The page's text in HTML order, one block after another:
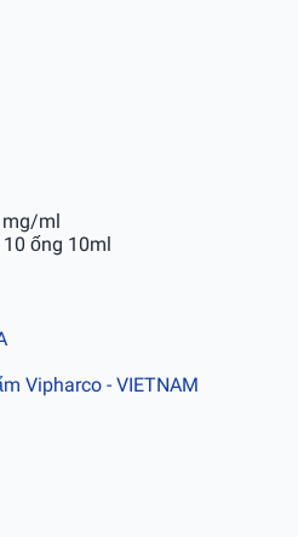
ml
10 ống 10ml
Vipharco - VIETNAM